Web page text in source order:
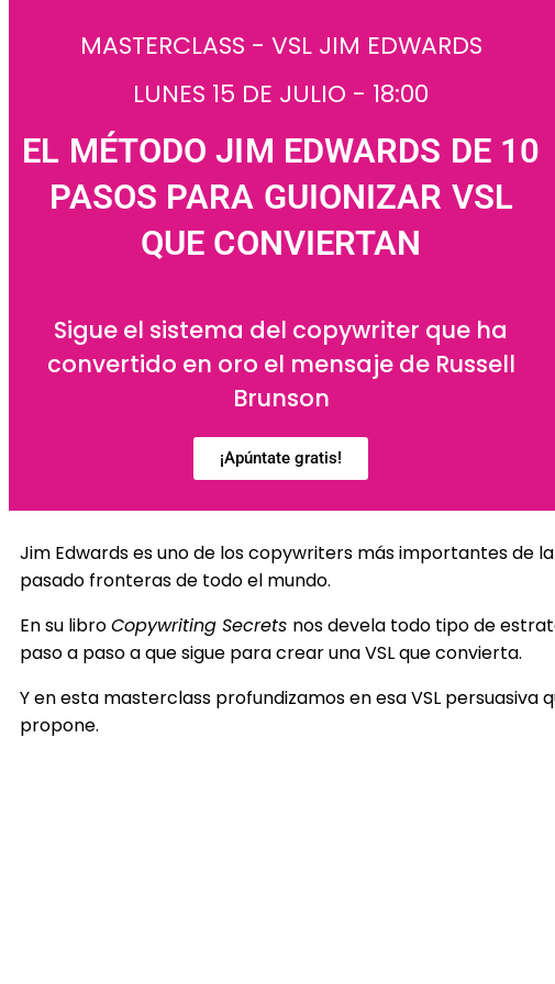
MASTERCLASS - VSL JIM EDWARDS
LUNES 15 DE JULIO - 18:00
EL MÉTODO JIM EDWARDS DE 10
PASOS PARA GUIONIZAR VSL
QUE CONVIERTAN
Sigue el sistema del copywriter que ha
convertido en oro el mensaje de Russell
Brunson
¡Apúntate gratis!
Jim Edwards es uno de los copywriters más importantes de
pasado fronteras de todo el mundo.
En su libroCopywriting Secrets nos devela todo tipo de
paso a paso a que sigue para crear una VSL que convierta.
Y en esta masterclass profundizamos en esa VSL
propone.